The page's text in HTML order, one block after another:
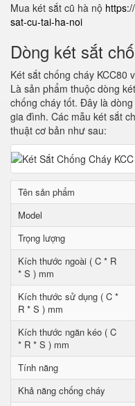
Mua két sắt cũ hà nộ
sat-cu-tai-ha-noi
Dòng két sắt
Két sắt chống cháy KCC80
Là sản phẩm thuộc dòng
chống cháy tốt. Đây là
gia đình. Các mẫu két sắt
thuật cơ bản như sau:
Tên sản phẩm
Model
Trọng lượng
Kích thước ngoài ( C * R
* S ) mm
Kích thước sử dụng ( C *
R * S ) mm
Kích thước ngăn kéo ( C
* R * S ) mm
Tính năng
Khả năng chống cháy